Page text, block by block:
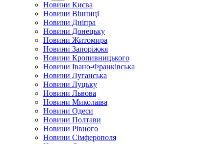
Новини Києва
Новини Вінниці
Новини Дніпра
Новини Донецьку
Новини Житомира
Новини Запоріжжя
Новини Кропивницького
Новини Івано-Франківська
Новини Луганська
Новини Луцьку
Новини Львова
Новини Миколаїва
Новини Одеси
Новини Полтави
Новини Рівного
Новини Сімферополя